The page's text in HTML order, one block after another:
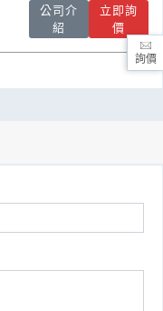
公司介
紹
立即詢
價
詢價